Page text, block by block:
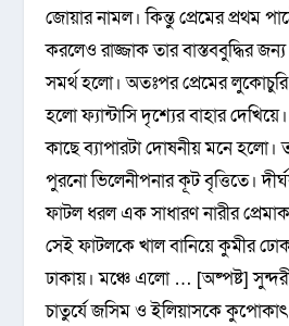
জোয়ার নামল। কিন্তু প্রেমের প্রথম
করলেও রাজ্জাক তার বাস্তববুদ্ধির
সমর্থ হলো। অতঃপর প্রেমের
হলো ফ্যান্টাসি দৃশ্যের বাহার
কাছে ব্যাপারটা দোষনীয় মনে হলো।
পুরনো ভিলেনীপনার কূট বৃত্তিতে।
ফাটল ধরল এক সাধারণ নারীর
সেই ফাটলকে খাল বানিয়ে কুমীর
ঢাকায়। মঞ্চে এলো … [অষ্পষ্ট]
চাতুর্যে জসিম ও ইলিয়াসকে